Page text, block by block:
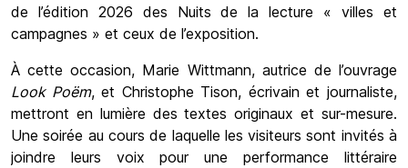
de l’édition 2026 des Nuits de la lecture « villes et
campagnes » et ceux de l’exposition.
À cette occasion, Marie Wittmann, autrice de l’ouvrage
Look Poëm, et Christophe Tison, écrivain et journaliste,
mettront en lumière des textes originaux et sur-mesure.
Une soirée au cours de laquelle les visiteurs sont invités à
joindre leurs voix pour une performance littéraire